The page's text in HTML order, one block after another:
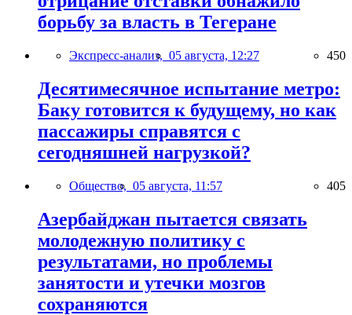
борьбу за власть в Тегеране
Экспресс-анализ, 05 августа, 12:27 450
Десятимесячное испытание метро:
Баку готовится к будущему, но как
пассажиры справятся с
сегодняшней нагрузкой?
Общество, 05 августа, 11:57 405
Азербайджан пытается связать
молодежную политику с
результатами, но проблемы
занятости и утечки мозгов
сохраняются